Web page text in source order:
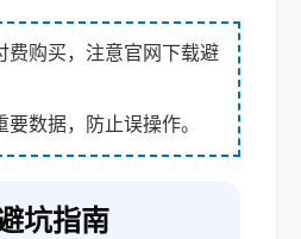
费购买，注意官网下载避
要数据，防止误操作。
坑指南